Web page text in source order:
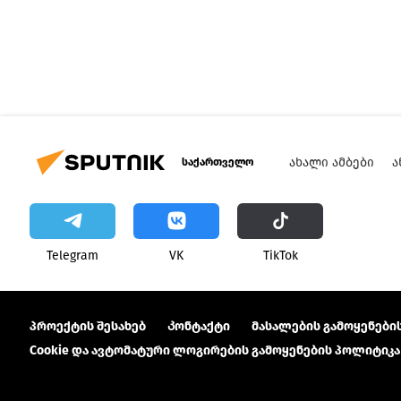
საქართველო ᲐᲮᲐᲚᲘ ᲐᲛᲑᲔᲑᲘ
Telegram VK ТikТоk
პროექტის შესახებ Კონტაქტი
მასალების
Cookie და ავტომატური ლოგირების გამოყენების პოლიტიკა